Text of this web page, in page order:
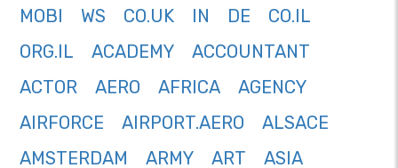
MOBI
WS CO.UK IN DE
CO.IL
ORG.IL
ACADEMY
ACCOUNTANT
ACTOR
AERO AFRICA
AGENCY
AIRFORCE
AIRPORT.AERO
ALSACE
AMSTERDAM
ARMY ART
ASIA